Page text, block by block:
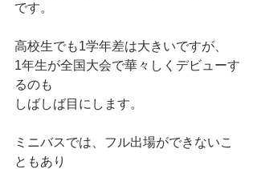
です。
高校生でも1学年差は大きいですが、
1年生が全国大会で華々しくデビューす
るのも
しばしば目にします。
ミニバスでは、フル出場ができないこ
ともあり